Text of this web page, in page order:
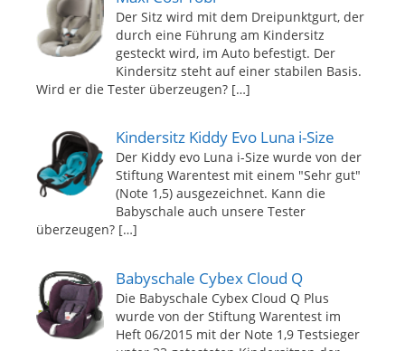
Der Sitz wird mit dem Dreipunktgurt, der
durch eine Führung am Kindersitz
gesteckt wird, im Auto befestigt. Der
Kindersitz steht auf einer stabilen Basis.
Wird er die Tester überzeugen? […]
Kindersitz Kiddy Evo Luna i-Size
Der Kiddy evo Luna i-Size wurde von der
Stiftung Warentest mit einem "Sehr gut"
(Note 1,5) ausgezeichnet. Kann die
Babyschale auch unsere Tester
überzeugen? […]
Babyschale Cybex Cloud Q
Die Babyschale Cybex Cloud Q Plus
wurde von der Stiftung Warentest im
Heft 06/2015 mit der Note 1,9 Testsieger